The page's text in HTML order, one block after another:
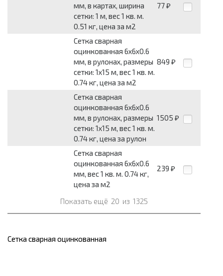
мм, в картах, ширина
сетки: 1 м, вес 1 кв. м.
0.51 кг, цена за м2
77 ₽
Сетка сварная
оцинкованная 6x6x0.6
мм, в рулонах, размеры
сетки: 1x15 м, вес 1 кв. м.
0.74 кг, цена за м2
849 ₽
Сетка сварная
оцинкованная 6x6x0.6
мм, в рулонах, размеры
сетки: 1x15 м, вес 1 кв. м.
0.74 кг, цена за рулон
1505 ₽
Сетка сварная
оцинкованная 6x6x0.6
мм, вес 1 кв. м. 0.74 кг,
цена за м2
239 ₽
Показать ещё 20 из 1325
Сетка сварная оцинкованная